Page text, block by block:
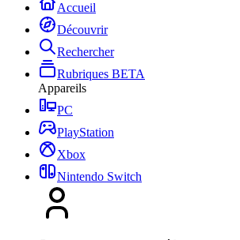
Accueil
Découvrir
Rechercher
Rubriques BETA
Appareils
PC
PlayStation
Xbox
Nintendo Switch